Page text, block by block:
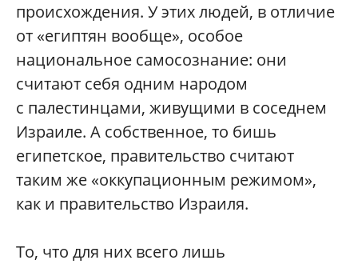
происхождения. У этих людей, в отличие
от «египтян вообще», особое
национальное самосознание: они
считают себя одним народом
с палестинцами, живущими в соседнем
Израиле. А собственное, то бишь
египетское, правительство считают
таким же «оккупационным режимом»,
как и правительство Израиля.
То, что для них всего лишь